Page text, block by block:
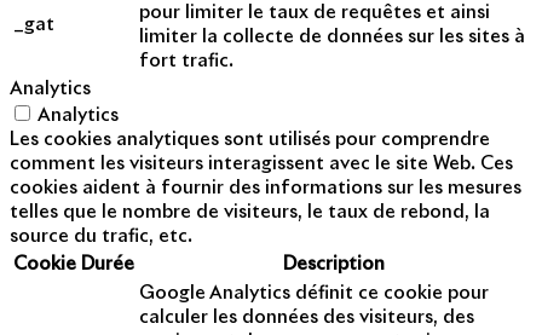
_gat
pour limiter le taux de requêtes et ainsi
limiter la collecte de données sur les sites à
fort trafic.
Analytics
Analytics
Les cookies analytiques sont utilisés pour comprendre
comment les visiteurs interagissent avec le site Web. Ces
cookies aident à fournir des informations sur les mesures
telles que le nombre de visiteurs, le taux de rebond, la
source du trafic, etc.
Cookie Durée Description
Google Analytics définit ce cookie pour
calculer les données des visiteurs, des